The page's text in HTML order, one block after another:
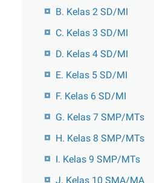
B. Kelas 2 SD/MI
C. Kelas 3 SD/MI
D. Kelas 4 SD/MI
E. Kelas 5 SD/MI
F. Kelas 6 SD/MI
G. Kelas 7 SMP/MTs
H. Kelas 8 SMP/MTs
I. Kelas 9 SMP/MTs
J. Kelas 10 SMA/MA